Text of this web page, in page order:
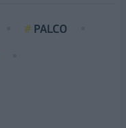
PALCO